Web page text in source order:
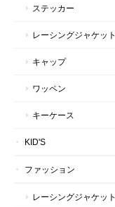
ステッカー
レーシングジャケット
キャップ
ワッペン
キーケース
KID'S
ファッション
レーシングジャケット